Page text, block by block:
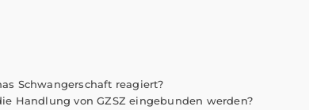
Schwangerschaft reagiert?
Handlung von GZSZ eingebunden werden?